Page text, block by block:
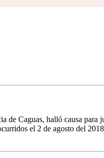
de Caguas, halló causa para
el 2 de agosto del